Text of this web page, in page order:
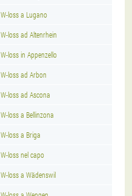
W-loss a Lugano
W-loss ad Altenrhein
W-loss in Appenzello
W-loss ad Arbon
W-loss ad Ascona
W-loss a Bellinzona
W-loss a Briga
W-loss nel capo
W-loss a Wädenswil